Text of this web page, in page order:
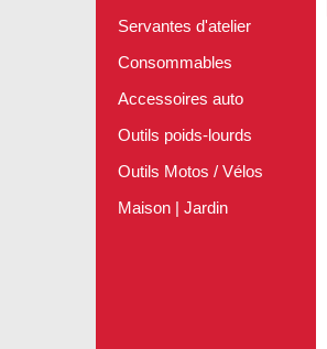
Servantes d'atelier
Consommables
Accessoires auto
Outils poids-lourds
Outils Motos / Vélos
Maison | Jardin